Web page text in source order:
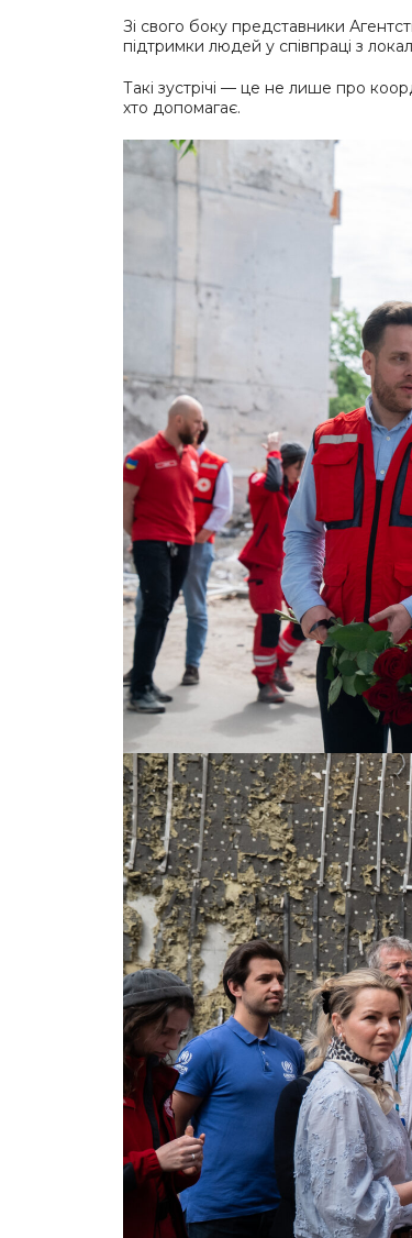
Зі свого боку представники
підтримки людей у співпраці з
Такі зустрічі — це не лише про
хто допомагає.